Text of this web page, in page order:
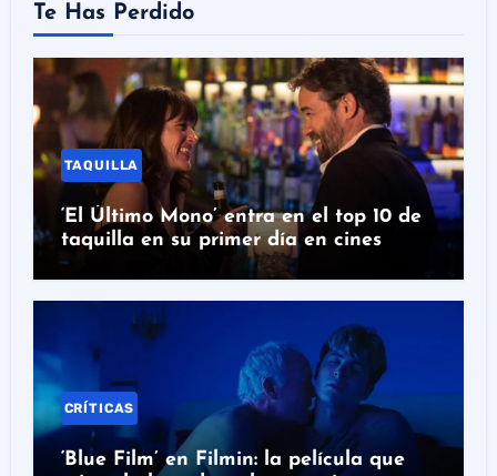
Te Has Perdido
TAQUILLA
‘El Último Mono’ entra en el top 10 de
taquilla en su primer día en cines
CRÍTICAS
‘Blue Film’ en Filmin: la película que